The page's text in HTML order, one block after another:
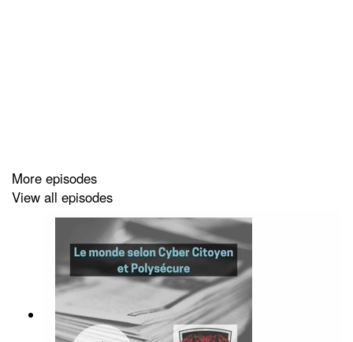
More episodes
View all episodes